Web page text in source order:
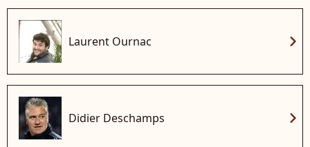
Laurent Ournac chevron_right
Didier Deschamps chevron_right